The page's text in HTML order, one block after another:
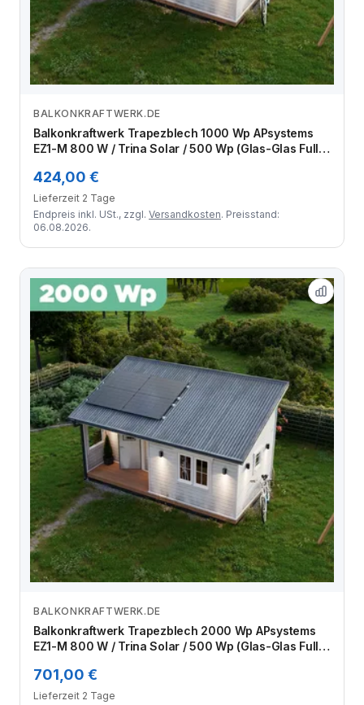
Zum Angebot
BALKONKRAFTWERK.DE
Balkonkraftwerk Trapezblech 1000 Wp APsystems
EZ1-M 800 W / Trina Solar / 500 Wp (Glas-Glas Full
Module
424,00 €
Lieferzeit 2 Tage
Endpreis inkl. USt., zzgl. Versandkosten. Preisstand:
06.08.2026.
Zum Angebot
BALKONKRAFTWERK.DE
Balkonkraftwerk Trapezblech 2000 Wp APsystems
EZ1-M 800 W / Trina Solar / 500 Wp (Glas-Glas Full
Module
701,00 €
Lieferzeit 2 Tage